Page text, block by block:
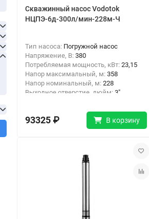
Скважинный насос Vodotok
НЦПЭ-6д-300л/мин-228м-Ч
Тип насоса: Погружной насос
Напряжение, В: 380
Потребляемая мощность, кВт: 23,15
Напор максимальный, м: 358
Напор номинальный, м: 228
Выходное отверстие, дюйм: 3"
93325 ₽ В корзину